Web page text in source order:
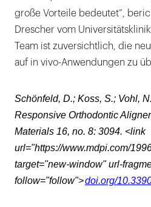
große Vorteile bedeutet“,
Drescher vom
Team ist zuversichtlich, die
auf in vivo-Anwendungen zu
Schönfeld, D.; Koss, S.; Vohl,
Responsive Orthodontic
Materials 16, no. 8: 3094. <link
url="https://www.mdpi.com/
target="new-window" url-
follow="follow">doi.org/